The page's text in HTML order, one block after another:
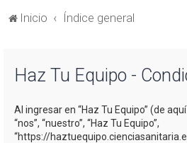
Inicio Índice general
Haz Tu Equipo -
Al ingresar en “Haz Tu Equipo” (de
“nos”, “nuestro”, “Haz Tu Equipo”,
“https://